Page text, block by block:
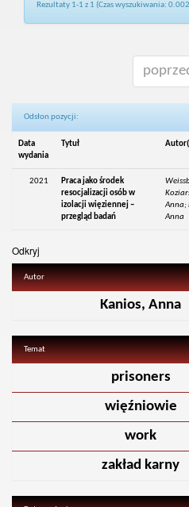
Rezultaty 1-1 z 1 (Czas wyszukiwania:
Odsłon pozycji:
Data
wydania
Tytuł
2021
Praca jako środek
resocjalizacji osób w
izolacji więziennej –
przegląd badań
Anna;
Anna
Odkryj
Autor
Kanios, Anna
Temat
prisoners
więźniowie
work
zakład karny